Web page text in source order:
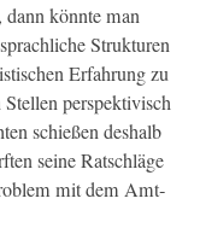
kön­nte man
Struk­turen
Erfahrung zu
per­spek­tivisch
schießen deshalb
seine Ratschläge
mit dem Amt­